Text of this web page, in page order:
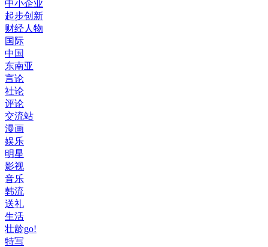
中小企业
起步创新
财经人物
国际
中国
东南亚
言论
社论
评论
交流站
漫画
娱乐
明星
影视
音乐
韩流
送礼
生活
壮龄go!
特写